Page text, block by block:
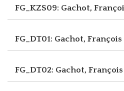
FG_KZS09: Gachot,
FG_DT01: Gachot, François
FG_DT02: Gachot, François